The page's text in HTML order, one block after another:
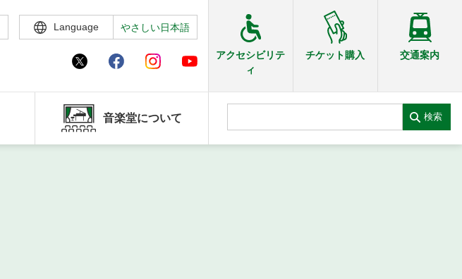
Language やさしい日本語
アクセシビリテ
ィ
チケット購入 交通案内
音楽堂について 検索